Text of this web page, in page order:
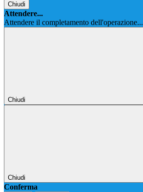
Chiudi
Attendere...
Attendere il completamento dell'operazione...
Chiudi
Chiudi
Conferma